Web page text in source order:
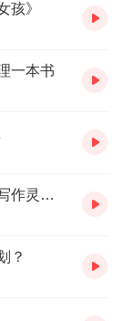
孩》
一本书
思维导图第08讲 如何用思维导图帮你找到写作灵感？
？